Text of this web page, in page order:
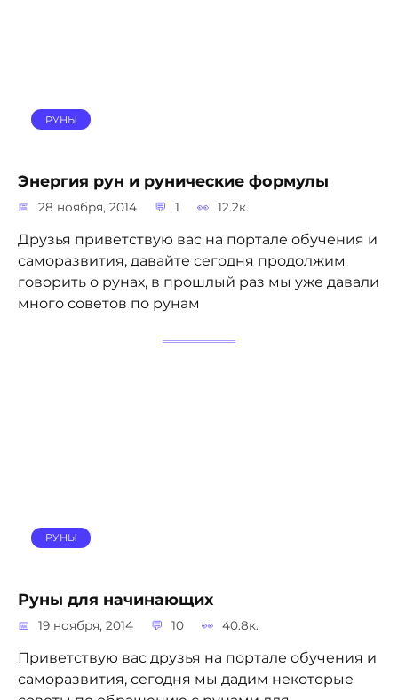
РУНЫ
Энергия рун и рунические формулы
28 ноября, 2014 1 12.2к.
Друзья приветствую вас на портале обучения и
саморазвития, давайте сегодня продолжим
говорить о рунах, в прошлый раз мы уже давали
много советов по рунам
РУНЫ
Руны для начинающих
19 ноября, 2014 10 40.8к.
Приветствую вас друзья на портале обучения и
саморазвития, сегодня мы дадим некоторые